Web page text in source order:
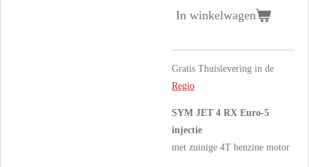
In winkelwagen
Gratis Thuislevering in de
Regio
SYM JET 4 RX Euro-5
injectie
met zuinige 4T benzine motor